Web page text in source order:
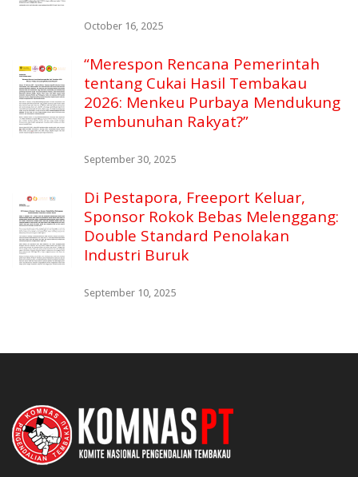
October 16, 2025
“Merespon Rencana Pemerintah
tentang Cukai Hasil Tembakau
2026: Menkeu Purbaya Mendukung
Pembunuhan Rakyat?”
September 30, 2025
Di Pestapora, Freeport Keluar,
Sponsor Rokok Bebas Melenggang:
Double Standard Penolakan
Industri Buruk
September 10, 2025